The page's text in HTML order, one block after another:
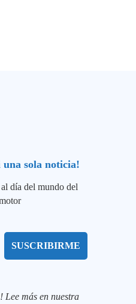
una sola noticia!
día del mundo del
Lee más en nuestra